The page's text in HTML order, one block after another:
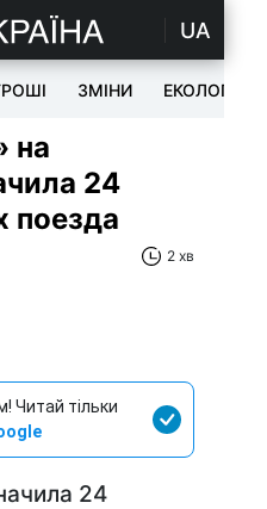
UA
ЗМІНИ ЕКОЛОГІЯ
на
24
поезда
2 хв
Читай тільки
24